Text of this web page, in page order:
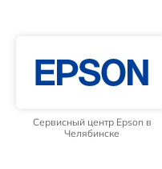
Сервисный центр Epson в
Челябинске